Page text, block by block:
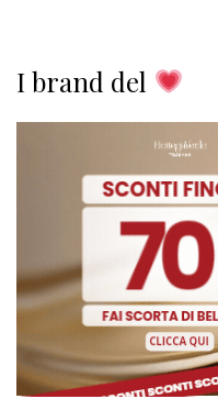
I brand del